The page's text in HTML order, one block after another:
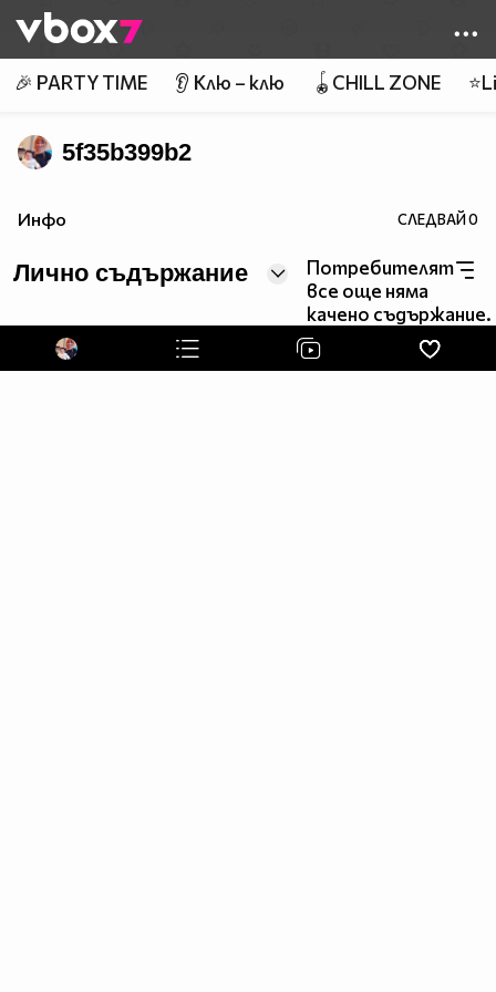
👾
🎉 PARTY TIME 👂 Клю – клю 🪀CHILL ZONE
5f35b399b2
Инфо СЛЕДВАЙ0
Лично съдържание
Потребителят
все още няма
качено съдържание.